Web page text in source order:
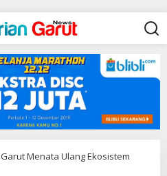
Garut Menata Ulang Ekosistem